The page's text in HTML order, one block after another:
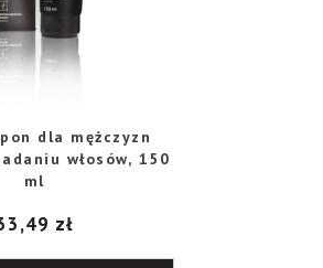
dla mężczyzn
włosów, 150
ml
zł